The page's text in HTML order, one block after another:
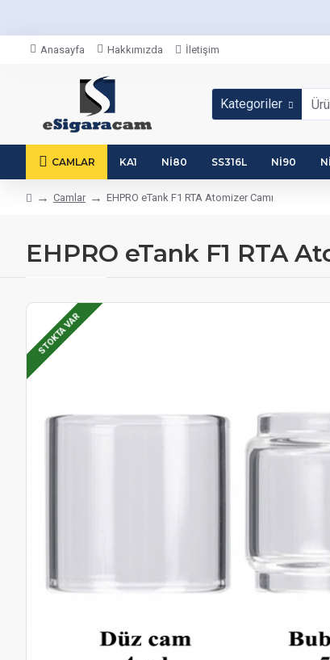
Anasayfa Hakkımızda İletişim
Kategoriler
CAMLAR KA1 NI80 SS316L NI90
Camlar EHPRO eTank F1 RTA Atomizer Camı
EHPRO eTank F1 RTA
STOKTA VAR